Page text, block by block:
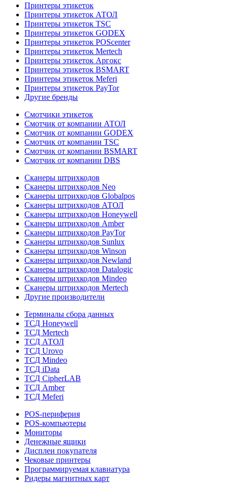
Принтеры этикеток
Принтеры этикеток АТОЛ
Принтеры этикеток TSC
Принтеры этикеток GODEX
Принтеры этикеток POScenter
Принтеры этикеток Mertech
Принтеры этикеток Аргокс
Принтеры этикеток BSMART
Принтеры этикеток Meferi
Принтеры этикеток PayTor
Другие бренды
Смотчики этикеток
Смотчик от компании АТОЛ
Смотчик от компании GODEX
Смотчик от компании TSC
Смотчик от компании BSMART
Смотчик от компании DBS
Сканеры штрихкодов
Сканеры штрихкодов Neo
Сканеры штрихкодов Globalpos
Сканеры штрихкодов АТОЛ
Сканеры штрихкодов Honeywell
Сканеры штрихкодов Amber
Сканеры штрихкодов PayTor
Сканеры штрихкодов Sunlux
Сканеры штрихкодов Winson
Сканеры штрихкодов Newland
Сканеры штрихкодов Datalogic
Сканеры штрихкодов Mindeo
Сканеры штрихкодов Mertech
Другие производители
Терминалы сбора данных
ТСД Honeywell
ТСД Mertech
ТСД АТОЛ
ТСД Urovo
ТСД Mindeo
ТСД iData
ТСД CipherLAB
ТСД Amber
ТСД Meferi
POS-периферия
POS-компьютеры
Мониторы
Денежные ящики
Дисплеи покупателя
Чековые принтеры
Программируемая клавиатура
Ридеры магнитных карт